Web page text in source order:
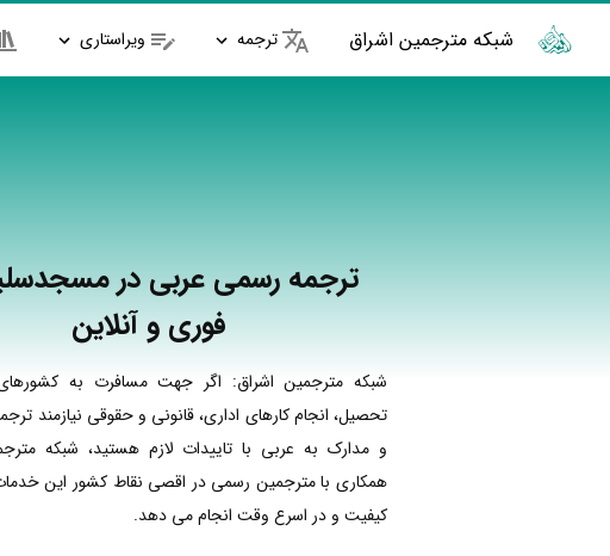
شبکه مترجمین اشراق ترجمه ویراستاری
ترجمه رسمی عربی در
فوری و آنلاین
شبکه مترجمین اشراق: اگر جهت مسافرت به
تحصیل، انجام کارهای اداری، قانونی و حقوقی نیازمند
و مدارک به عربی با تاییدات لازم هستید، شبکه
همکاری با مترجمین رسمی در اقصی نقاط کشور این خدمات
کیفیت و در اسرع وقت انجام می دهد.